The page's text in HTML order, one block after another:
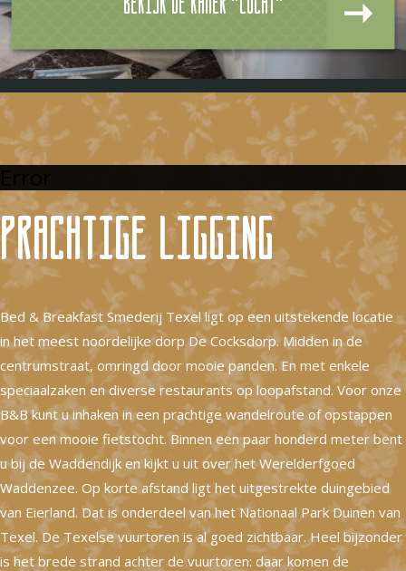
Prachtige ligging
Bed & Breakfast Smederij Texel ligt op een uitstekende locatie
in het meest noordelijke dorp De Cocksdorp. Midden in de
centrumstraat, omringd door mooie panden. En met enkele
speciaalzaken en diverse restaurants op loopafstand. Voor onze
B&B kunt u inhaken in een prachtige wandelroute of opstappen
voor een mooie fietstocht. Binnen een paar honderd meter bent
u bij de Waddendijk en kijkt u uit over het Werelderfgoed
Waddenzee. Op korte afstand ligt het uitgestrekte duingebied
van Eierland. Dat is onderdeel van het Nationaal Park Duinen van
Texel. De Texelse vuurtoren is al goed zichtbaar. Heel bijzonder
is het brede strand achter de vuurtoren: daar komen de